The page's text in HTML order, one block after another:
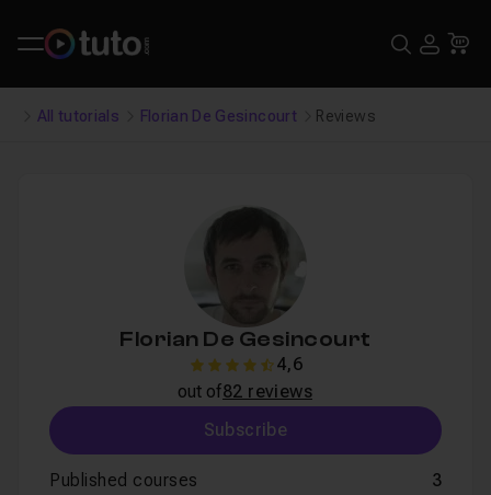
Search
All tutorials Florian De Gesincourt Reviews
Florian De Gesincourt
4.6
4,6
out of82 reviews
Subscribe
Published courses
3